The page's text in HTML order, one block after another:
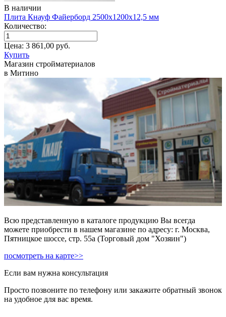
В наличии
Плита Кнауф Файерборд 2500х1200х12,5 мм
Количество:
Цена: 3 861,00 руб.
Купить
Магазин стройматериалов
в Митино
Всю представленную в каталоге продукцию Вы всегда
можете приобрести в нашем магазине по адресу: г. Москва,
Пятницкое шоссе, стр. 55а (Торговый дом "Хозяин")
посмотреть на карте>>
Если вам нужна консультация
Просто позвоните по телефону или закажите обратный звонок
на удобное для вас время.